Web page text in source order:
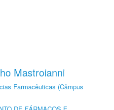
Mastroianni
Farmacêuticas (Câmpus